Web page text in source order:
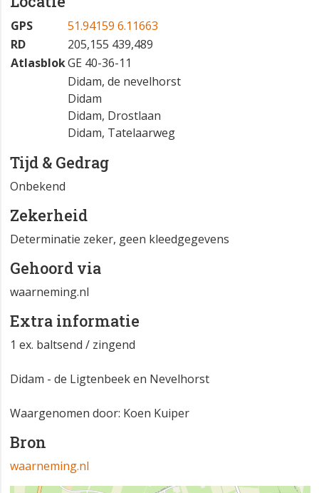
GPS
51.94159 6.11663
RD
205,155 439,489
AtlasblokGE 40-36-11
Didam, de nevelhorst
Didam
Didam, Drostlaan
Didam, Tatelaarweg
Tijd & Gedrag
Onbekend
Zekerheid
Determinatie zeker, geen kleedgegevens
Gehoord via
waarneming.nl
Extra informatie
1 ex. baltsend / zingend
Didam - de Ligtenbeek en Nevelhorst
Waargenomen door: Koen Kuiper
Bron
waarneming.nl